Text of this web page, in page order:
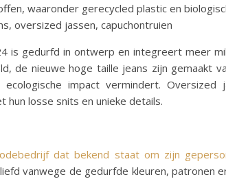
waaronder gerecycled plastic en
oversized jassen, capuchontruien
is gedurfd in ontwerp en integreert meer
de nieuwe hoge taille jeans zijn gemaakt
impact vermindert. Oversized
hun losse snits en unieke details.
dat bekend staat om zijn
vanwege de gedurfde kleuren, patronen